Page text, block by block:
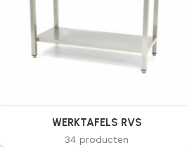
WERKTAFELS RVS
34 producten